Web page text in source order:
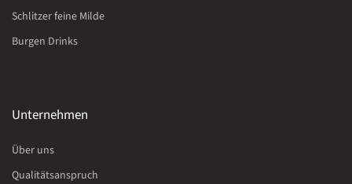
Schlitzer feine Milde
Burgen Drinks
Unternehmen
Über uns
Qualitätsanspruch